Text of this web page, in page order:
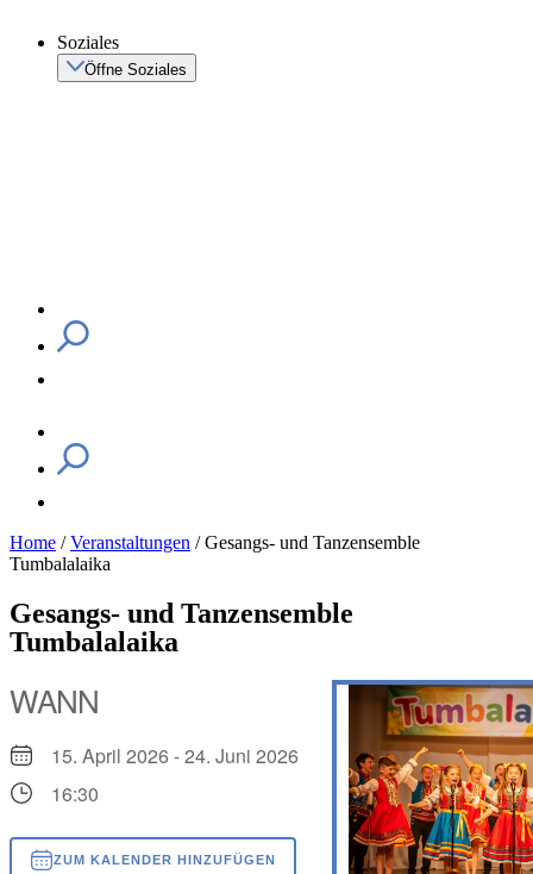
Soziales
Öffne Soziales
Home /Veranstaltungen /Gesangs- und Tanzensemble
Tumbalalaika
Gesangs- und Tanzensemble
Tumbalalaika
WANN
15. April 2026 - 24. Juni 2026
16:30
ZUM KALENDER HINZUFÜGEN